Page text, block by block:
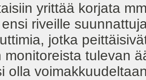
yrittää korjata
riveille
jotka
monitoreista tulevan
olla